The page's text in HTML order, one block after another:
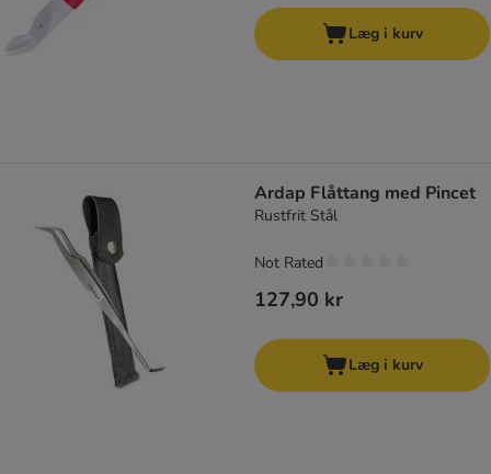
Læg i kurv
Ardap Flåttang med Pincet
Rustfrit Stål
127,90 kr
Not Rated
Læg i kurv